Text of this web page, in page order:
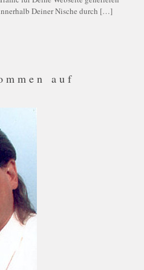
Deiner Nische durch […]
auf